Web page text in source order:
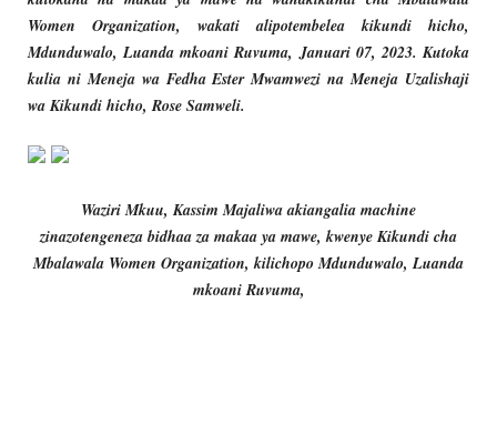
Women Organization, wakati alipotembelea kikundi hicho,
Mdunduwalo, Luanda mkoani Ruvuma, Januari 07, 2023. Kutoka
kulia ni Meneja wa Fedha Ester Mwamwezi na Meneja Uzalishaji
wa Kikundi hicho, Rose Samweli.
Waziri Mkuu, Kassim Majaliwa akiangalia machine
zinazotengeneza bidhaa za makaa ya mawe, kwenye Kikundi cha
Mbalawala Women Organization, kilichopo Mdunduwalo, Luanda
mkoani Ruvuma,